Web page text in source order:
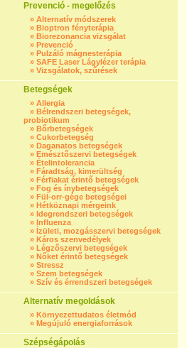
Prevenció - megelőzés
» Alternatív módszerek
» Bioptron fényterápia
» Biorezonancia vizsgálat
» Prevenció
» Pulzáló mágnesterápia
» SAFE Laser Lágylézer terápia
» Vizsgálatok, szűrések
Betegségek
» Allergia
» Bélrendszeri betegségek,
probiotikum
» Bőrbetegségek
» Cukorbetegség
» Daganatos betegségek
» Emésztőszervi betegségek
» Ételintolerancia
» Fáradtság, kimerültség
» Férfiakat érintő betegségek
» Fog és ínybetegségek
» Fül-orr-gége betegségei
» Hétköznapi mérgeink
» Idegrendszeri betegségek
» Influenza
» Ízületi, mozgásszervi betegségek
» Káros szenvedélyek
» Légzőszervi betegségek
» Nőket érintő betegségek
» Stressz
» Szem betegségek
» Szív és érrendszeri betegségek
Alternatív megoldások
» Környezettudatos életmód
» Megújuló energiaforrások
Szépségápolás